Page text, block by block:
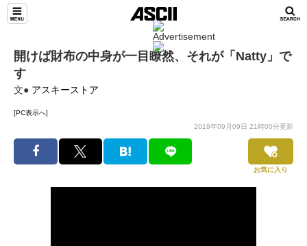
開けば財布の中身が一目瞭然、それが「Natty」で
す
文● アスキーストア
[PC表示へ]
2019年09月09日 21時00分更新
お気に入り